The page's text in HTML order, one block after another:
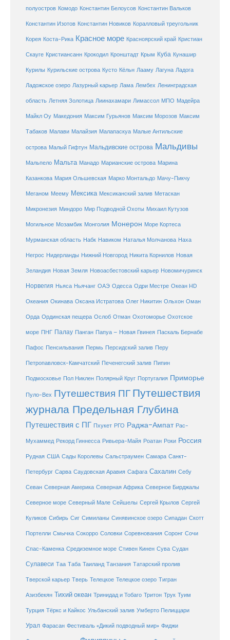
полуостров Комодо Константин Белоусов Константин Вальков
Константин Изотов Константин Новиков Коралловый треугольник
Корея Коста-Рика Красное море Красноярский край Кристиан
Скауге Кристиансанн Крокодил Кронштадт Крым Куба Кунашир
Курилы Курильские острова Кусто Кёльн Лааму Лагуна Ладога
Ладожское озеро Лазурный карьер Лама Лембех Ленинградская
область Летняя Золотица Лиинахамари Лимассол МПО Мадейра
Майкл Оу Македония Максим Гурьянов Максим Морозов Максим
Табаков Малави Малайзия Малапаскуа Малые Антильские
острова Малый Гифтун Мальдивские острова Мальдивы
Мальпело Мальта Манадо Марианские острова Марина
Казанкова Мария Ольшевская Марко Монтальдо Мачу-Пикчу
Меганом Меему Мексика Мексиканский залив Метаскан
Микронезия Миндоро Мир Подводной Охоты Михаил Кутузов
Могильное Мозамбик Монголия Монерон Море Кортеса
Мурманская область Набк Навиком Наталья Молчанова Наха
Негрос Нидерланды Нижний Новгород Никита Корнилов Новая
Зеландия Новая Земля Новоасбестовский карьер Новомичуринск
Норвегия Ньяса Ньячанг ОАЭ Одесса Одри Местре Океан HD
Океания Окинава Оксана Истратова Олег Никитин Ольхон Оман
Орда Ординская пещера Ослоб Отман Охотоморье Охотское
море ПНГ Палау Панган Папуа – Новая Гвинея Паскаль Бернабе
Пафос Пенсильвания Пермь Персидский залив Перу
Петропавловск-Камчатский Печенегский залив Пипин
Подмосковье Пол Никлен Полярный Круг Португалия Приморье
Пуло-Вех Путешествия ПГ Путешествия
журнала Предельная Глубина
Путешествия с ПГ Пхукет РГО Раджа-Ампат Рас-
Мухаммед Рекорд Гиннесса Ривьера-Майя Роатан Роки Россия
Рудная США Сады Королевы Сальстраумен Самара Санкт-
Петербург Сарва Саудовская Аравия Сафага Сахалин Себу
Севан Северная Америка Северная Африка Северное Бирджалы
Северное море Северный Мале Сейшелы Сергей Крылов Сергей
Куликов Сибирь Сиг Симиланы Синявинское озеро Сипадан Скотт
Портелли Смычка Сокорро Соловки Соревнования Соронг Сочи
Спас-Каменка Средиземное море Стивен Кинен Сува Судан
Сулавеси Таа Таба Таиланд Танзания Татарский пролив
Тверской карьер Тверь Телецкое Телецкое озеро Тигран
Азизбекян Тихий океан Тринидад и Тобаго Тритон Трук Туим
Турция Тёркс и Кайкос Ульбанский залив Умберто Пелиццари
Урал Фарасан Фестиваль «Дикий подводный мир» Фиджи